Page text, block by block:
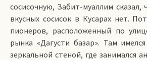
сосисочную, Забит-муаллим сказал,
вкусных сосисок в Кусарах нет.
пионеров, расположенный по
рынка «Дагусти базар». Там
зеркальной стеной, где занимался